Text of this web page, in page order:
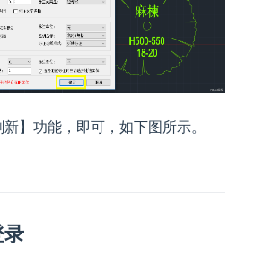
新】功能，即可，如下图所示。
录